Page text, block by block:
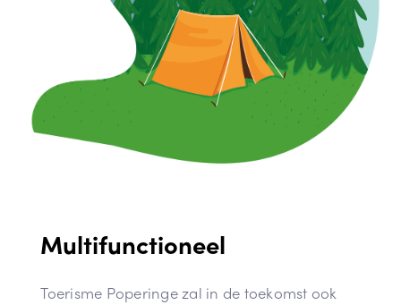
Multifunctioneel
Toerisme Poperinge zal in de toekomst ook